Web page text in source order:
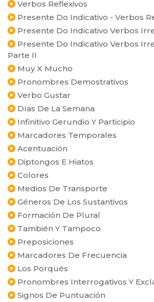
Verbos Reflexivos
Presente Do Indicativo - Verbos
Presente Do Indicativo Verbos
Presente Do Indicativo Verbos
Parte II
Muy X Mucho
Pronombres Demostrativos
Verbo Gustar
Días De La Semana
Infinitivo Gerundio Y Participio
Marcadores Temporales
Acentuación
Diptongos E Hiatos
Colores
Medios De Transporte
Géneros De Los Sustantivos
Formación De Plural
También Y Tampoco
Preposiciones
Marcadores De Frecuencia
Los Porqués
Pronombres Interrogativos Y
Signos De Puntuación